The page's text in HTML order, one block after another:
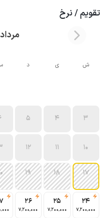
تقویم / نرخ
مرداد 1405
ش ی د
3
4
5
10
11
12
17
18
19
24
7٬200٬000
25
7٬200٬000
26
7٬200٬000